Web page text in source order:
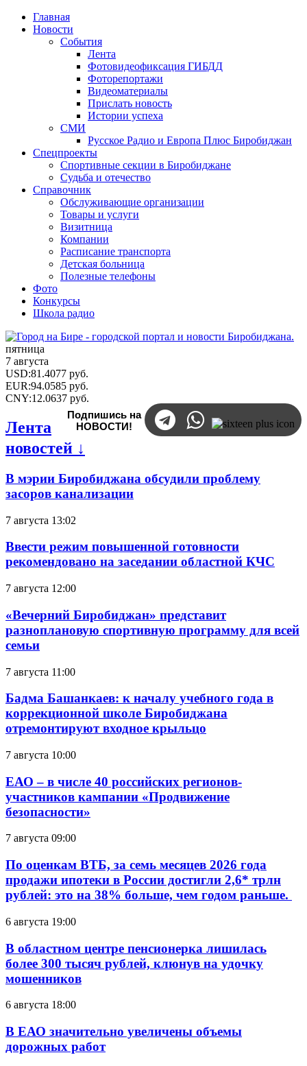
Главная
Новости
События
Лента
Фотовидеофиксация ГИБДД
Фоторепортажи
Видеоматериалы
Прислать новость
Истории успеха
СМИ
Русское Радио и Европа Плюс Биробиджан
Спецпроекты
Спортивные секции в Биробиджане
Судьба и отечество
Справочник
Обслуживающие организации
Товары и услуги
Визитница
Компании
Расписание транспорта
Детская больница
Полезные телефоны
Фото
Конкурсы
Школа радио
пятница
7 августа
USD:81.4077 руб.
EUR:94.0585 руб.
CNY:12.0637 руб.
Подпишись на
НОВОСТИ!
Лента
новостей ↓
В мэрии Биробиджана обсудили проблему
засоров канализации
7 августа 13:02
Ввести режим повышенной готовности
рекомендовано на заседании областной КЧС
7 августа 12:00
«Вечерний Биробиджан» представит
разноплановую спортивную программу для всей
семьи
7 августа 11:00
Бадма Башанкаев: к началу учебного года в
коррекционной школе Биробиджана
отремонтируют входное крыльцо
7 августа 10:00
ЕАО – в числе 40 российских регионов-
участников кампании «Продвижение
безопасности»
7 августа 09:00
По оценкам ВТБ, за семь месяцев 2026 года
продажи ипотеки в России достигли 2,6* трлн
рублей: это на 38% больше, чем годом раньше.
6 августа 19:00
В областном центре пенсионерка лишилась
более 300 тысяч рублей, клюнув на удочку
мошенников
6 августа 18:00
В ЕАО значительно увеличены объемы
дорожных работ